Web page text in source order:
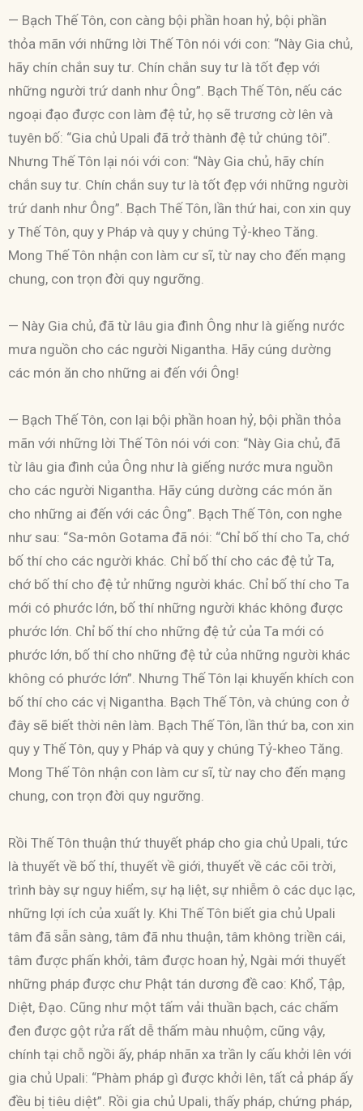
— Bạch Thế Tôn, con càng bội phần hoan hỷ, bội phần
thỏa mãn với những lời Thế Tôn nói với con: “Này Gia chủ,
hãy chín chắn suy tư. Chín chắn suy tư là tốt đẹp với
những người trứ danh như Ông”. Bạch Thế Tôn, nếu các
ngoại đạo được con làm đệ tử, họ sẽ trương cờ lên và
tuyên bố: “Gia chủ Upali đã trở thành đệ tử chúng tôi”.
Nhưng Thế Tôn lại nói với con: “Này Gia chủ, hãy chín
chắn suy tư. Chín chắn suy tư là tốt đẹp với những người
trứ danh như Ông”. Bạch Thế Tôn, lần thứ hai, con xin quy
y Thế Tôn, quy y Pháp và quy y chúng Tỷ-kheo Tăng.
Mong Thế Tôn nhận con làm cư sĩ, từ nay cho đến mạng
chung, con trọn đời quy ngưỡng.
— Này Gia chủ, đã từ lâu gia đình Ông như là giếng nước
mưa nguồn cho các người Nigantha. Hãy cúng dường
các món ăn cho những ai đến với Ông!
— Bạch Thế Tôn, con lại bội phần hoan hỷ, bội phần thỏa
mãn với những lời Thế Tôn nói với con: “Này Gia chủ, đã
từ lâu gia đình của Ông như là giếng nước mưa nguồn
cho các người Nigantha. Hãy cúng dường các món ăn
cho những ai đến với các Ông”. Bạch Thế Tôn, con nghe
như sau: “Sa-môn Gotama đã nói: “Chỉ bố thí cho Ta, chớ
bố thí cho các người khác. Chỉ bố thí cho các đệ tử Ta,
chớ bố thí cho đệ tử những người khác. Chỉ bố thí cho Ta
mới có phước lớn, bố thí những người khác không được
phước lớn. Chỉ bố thí cho những đệ tử của Ta mới có
phước lớn, bố thí cho những đệ tử của những người khác
không có phước lớn”. Nhưng Thế Tôn lại khuyến khích con
bố thí cho các vị Nigantha. Bạch Thế Tôn, và chúng con ở
đây sẽ biết thời nên làm. Bạch Thế Tôn, lần thứ ba, con xin
quy y Thế Tôn, quy y Pháp và quy y chúng Tỷ-kheo Tăng.
Mong Thế Tôn nhận con làm cư sĩ, từ nay cho đến mạng
chung, con trọn đời quy ngưỡng.
Rồi Thế Tôn thuận thứ thuyết pháp cho gia chủ Upali, tức
là thuyết về bố thí, thuyết về giới, thuyết về các cõi trời,
trình bày sự nguy hiểm, sự hạ liệt, sự nhiễm ô các dục lạc,
những lợi ích của xuất ly. Khi Thế Tôn biết gia chủ Upali
tâm đã sẵn sàng, tâm đã nhu thuận, tâm không triền cái,
tâm được phấn khởi, tâm được hoan hỷ, Ngài mới thuyết
những pháp được chư Phật tán dương đề cao: Khổ, Tập,
Diệt, Ðạo. Cũng như một tấm vải thuần bạch, các chấm
đen được gột rửa rất dễ thấm màu nhuộm, cũng vậy,
chính tại chỗ ngồi ấy, pháp nhãn xa trần ly cấu khởi lên với
gia chủ Upali: “Phàm pháp gì được khởi lên, tất cả pháp ấy
đều bị tiêu diệt”. Rồi gia chủ Upali, thấy pháp, chứng pháp,